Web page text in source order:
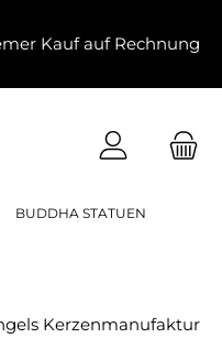
Kauf auf Rechnung
BUDDHA STATUEN
Kerzenmanufaktur